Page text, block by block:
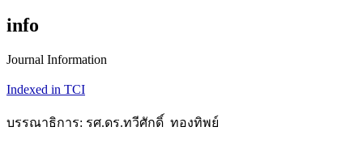
info
Journal Information
Indexed in TCI
บรรณาธิการ: รศ.ดร.ทวีศักดิ์ ทองทิพย์